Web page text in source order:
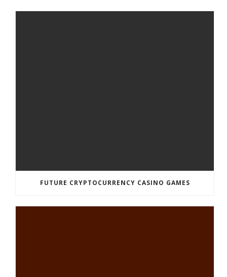
FUTURE CRYPTOCURRENCY CASINO GAMES